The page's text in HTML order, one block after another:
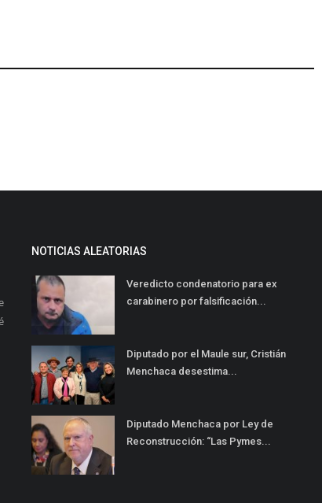
NOTICIAS ALEATORIAS
Veredicto condenatorio para ex
carabinero por falsificación...
Diputado por el Maule sur, Cristián
Menchaca desestima...
Diputado Menchaca por Ley de
Reconstrucción: “Las Pymes...